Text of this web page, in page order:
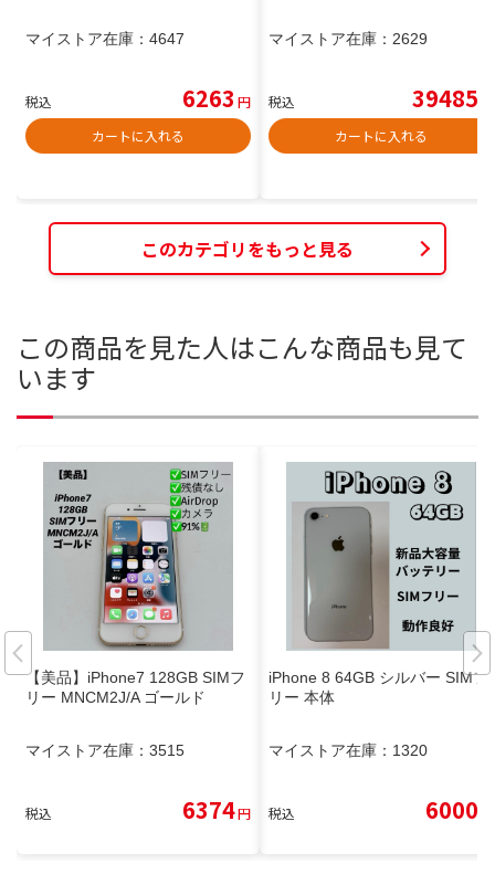
マイストア在庫： 4647
税込 6263 円
カートに入れる
マイストア在庫： 2629
税込 39485
カートに入れる
このカテゴリをもっと見る
この商品を見た人はこんな商品も見て
います
【美品】iPhone7 128GB SIMフ
リー MNCM2J/A ゴールド
マイストア在庫： 3515
税込 6374円
iPhone 8 64GB シルバー SIMフ
リー 本体
マイストア在庫： 1320
税込 6000